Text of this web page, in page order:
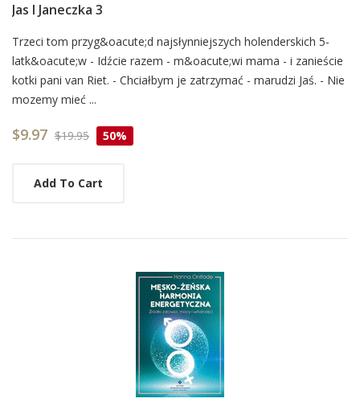
Jas I Janeczka 3
Card
List
Article
Trzeci tom przyg&oacute;d najsłynniejszych holenderskich 5-
latk&oacute;w - Idźcie razem - m&oacute;wi mama - i zanieście
kotki pani van Riet. - Chciałbym je zatrzymać - marudzi Jaś. - Nie
mozemy mieć ...
$9.97 $19.95 50%
Add To Cart